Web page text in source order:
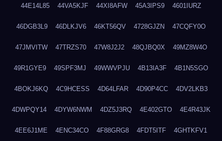
44E14L85 44VA5KJF 44XI8AFW 45A3IPS9 4601IURZ
46DGB3L9 46DLKJV6 46KT56QV 4728GJZN 47CQFY0O
47JMVITW 47TRZS70 47W8J2J2 48QJBQ0X 49MZ8W4O
49R1GYE9 49SPF3MJ 49WWVPJU 4B13IA3F 4B1N5SGO
4BOKJ6KQ 4C9HCESS 4D64LFAR 4D90P4CC 4DV2LKB3
4DWPQY14 4DYW6NWM 4DZ5J3RQ 4E402GTO 4E4R43JK
4EE6J1ME 4ENC34CO 4F88GRG8 4FDT5ITF 4GHTKFV1